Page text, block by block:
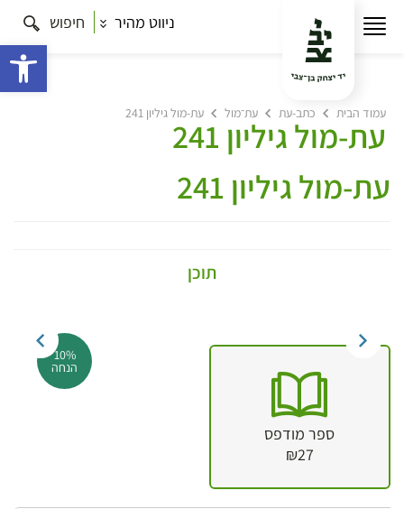
ניווט מהיר חיפוש
עמוד הבית כתב-עת עת־מול עת-מול גיליון 241
עת-מול גיליון 241
עת-מול גיליון 241
תוכן
10%
הנחה
ספר מודפס
₪27